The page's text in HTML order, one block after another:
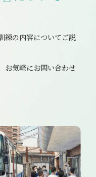
練の内容についてご説
お気軽にお問い合わせ